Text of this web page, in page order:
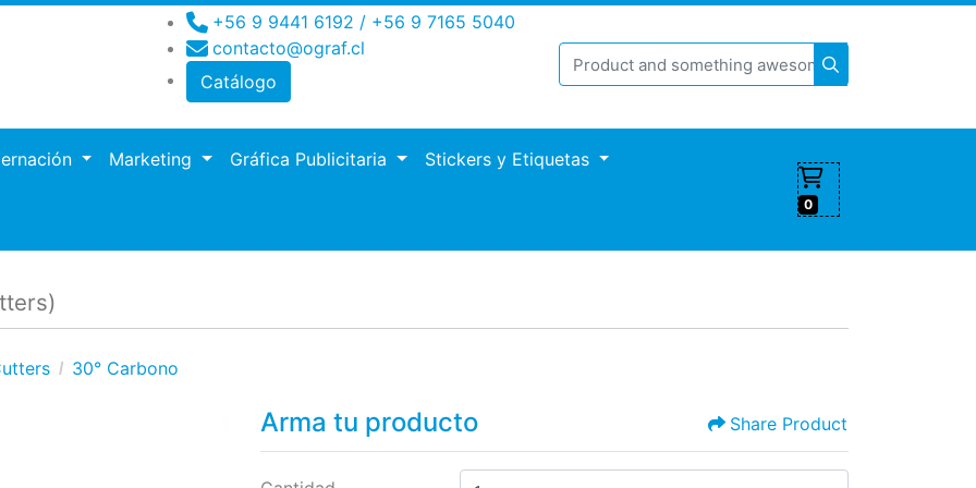
+56 9 9441 6192 / +56 9 7165 5040
contacto@ograf.cl
Catálogo
Marketing Gráfica Publicitaria Stickers y Etiquetas
0
30° Carbono
Arma tu producto Share Product